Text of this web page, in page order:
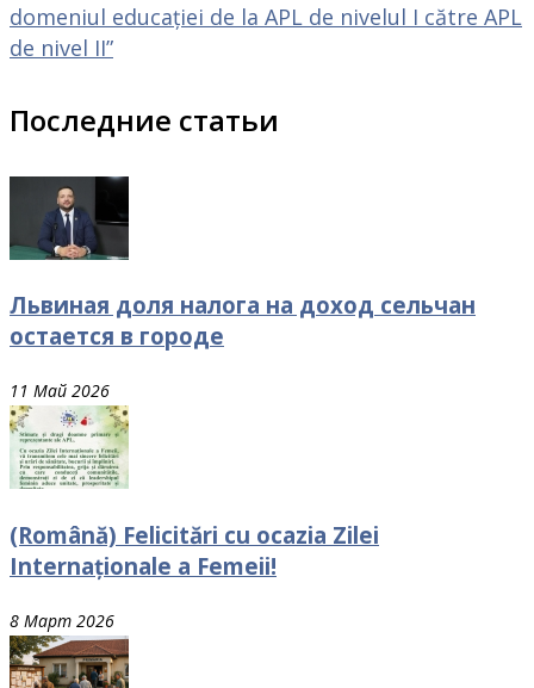
domeniul educației de la APL de nivelul I către APL
de nivel II”
Последние статьи
Львиная доля налога на доход сельчан
остается в городе
11 Май 2026
(Română) Felicitări cu ocazia Zilei
Internaționale a Femeii!
8 Март 2026